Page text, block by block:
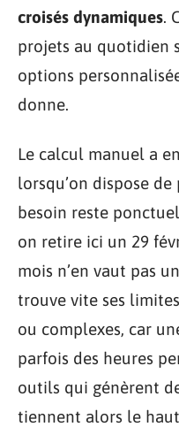
croisés dynamiques.
projets au quotidien
options
donne.
Le calcul manuel a
lorsqu’on dispose
besoin reste
on retire ici un 29
mois n’en vaut pas
trouve vite ses
ou complexes, car
parfois des heures
outils qui génèrent
tiennent alors le